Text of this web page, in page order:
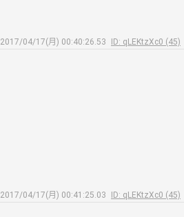
2017/04/17(月) 00:40:26.53
ID: qLEKtzXc0 (45)
2017/04/17(月) 00:41:25.03
ID: qLEKtzXc0 (45)